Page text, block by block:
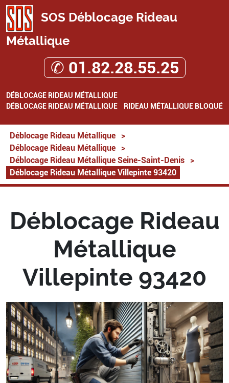
SOS Déblocage Rideau
Métallique
✆ 01.82.28.55.25
DÉBLOCAGE RIDEAU MÉTALLIQUE
DÉBLOCAGE RIDEAU MÉTALLIQUE
RIDEAU MÉTALLIQUE BLOQUÉ
Déblocage Rideau Métallique
>
Déblocage Rideau Métallique
>
Déblocage Rideau Métallique Seine-Saint-Denis
>
Déblocage Rideau Métallique Villepinte 93420
Déblocage Rideau
Métallique
Villepinte 93420